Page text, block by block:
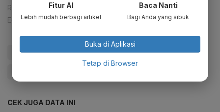
Reporter:
Mela Syaharani
Editor: Happy Fajrian
#Harga Batu Bara #Batu Bara #Kaltim Prima Coal
CEK JUGA DATA INI
Fitur AI
Lebih mudah berbagi artikel
Baca Nanti
Bagi Anda yang sibuk
Buka di Aplikasi
Tetap di Browser